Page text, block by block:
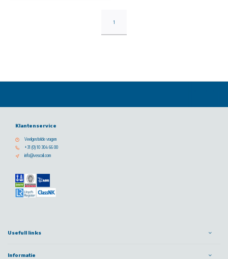
1
Klantenservice
Veelgestelde vragen
+31 (0) 10 304 66 00
info@vescoil.com
Usefull links
Informatie